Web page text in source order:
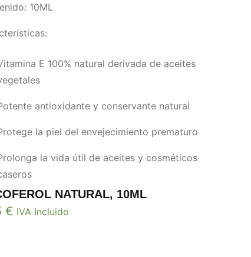
10ML
E 100% natural derivada de aceites
antioxidante y conservante natural
la piel del envejecimiento prematuro
la vida útil de aceites y cosméticos
NATURAL, 10ML
€ IVA Incluido